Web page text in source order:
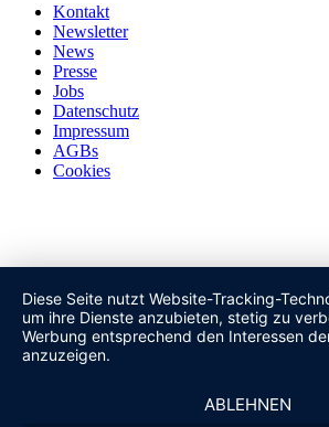
Kontakt
Newsletter
News
Presse
Jobs
Datenschutz
Impressum
AGBs
Cookies
Diese Seite nutzt Website-Tracking-
um ihre Dienste anzubieten, stetig zu
Werbung entsprechend den Interessen
anzuzeigen.
ABLEHNEN